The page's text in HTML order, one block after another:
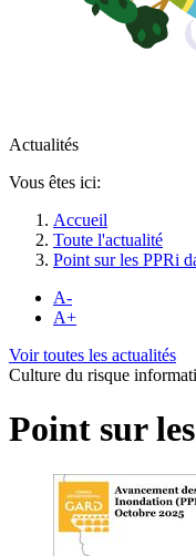
Actualités
Vous êtes ici:
Accueil
Toute l'actualité
Point sur les PPRi
A-
A+
Voir toutes les actualités
Culture du risque
Point sur